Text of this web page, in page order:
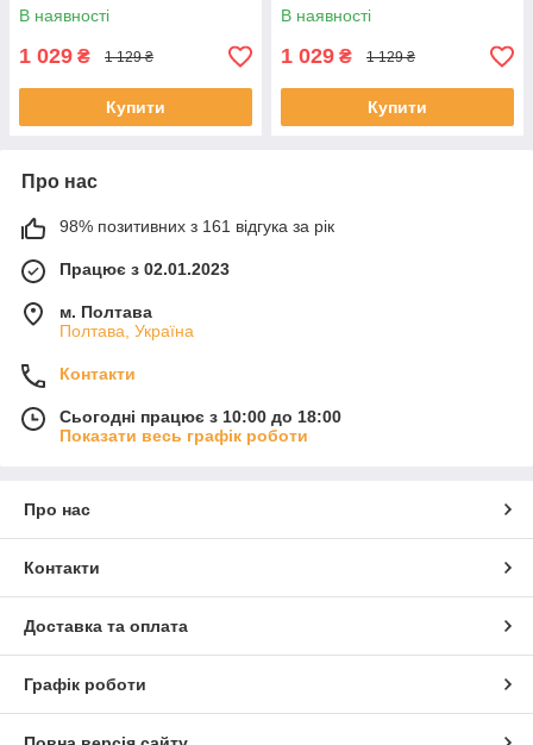
В наявності
1 029 ₴ 1 129 ₴
Купити
В наявності
1 029 ₴ 1 129 ₴
Купити
Про нас
98% позитивних з 161 відгука за рік
Працює з 02.01.2023
м. Полтава
Полтава, Україна
Контакти
Сьогодні працює з 10:00 до 18:00
Показати весь графік роботи
Про нас
Контакти
Доставка та оплата
Графік роботи